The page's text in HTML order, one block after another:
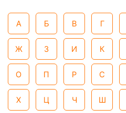
А Б В Г
Ж З И К
О П Р С
Х Ц Ч Ш